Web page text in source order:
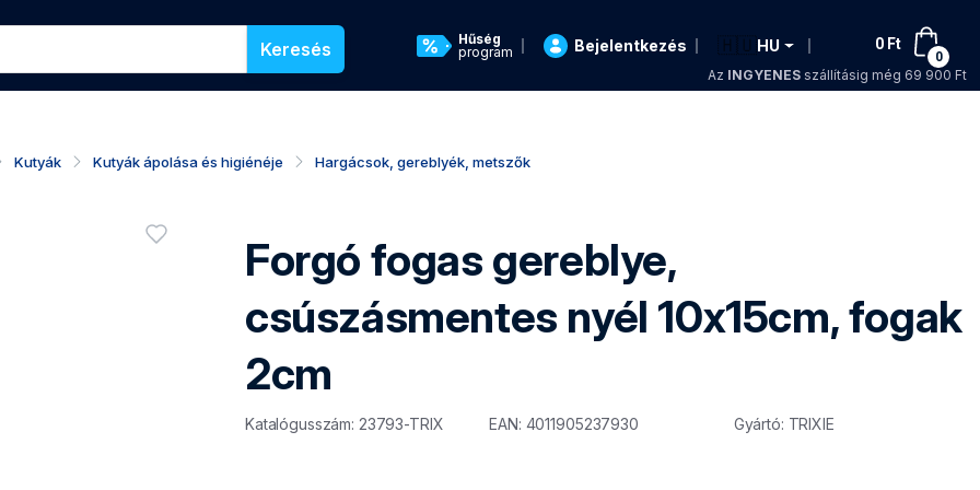
nevét a webáruházunkban való kereséshez
Keresés
Hűség
program
Bejelentkezés 🇭🇺HU 0 Ft
0
Az INGYENES szállításig még 69 900 Ft
Kutyák Kutyák ápolása és higiénéje Hargácsok, gereblyék, metszők
Bejelentkezés szükséges
Forgó fogas gereblye,
csúszásmentes nyél 10x15cm, fogak
2cm
Katalógusszám: 23793-TRIX EAN: 4011905237930 Gyártó: TRIXIE